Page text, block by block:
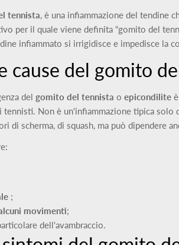
tennista, è una infiammazione del tendine
per il quale viene definita “gomito del
infiammato si irrigidisce e impedisce la
cause del gomito
del gomito del tennista o epicondilite
tennisti. Non è un'infiammazione tipica
di scherma, di squash, ma può dipendere
;
movimenti;
dell'avambraccio.